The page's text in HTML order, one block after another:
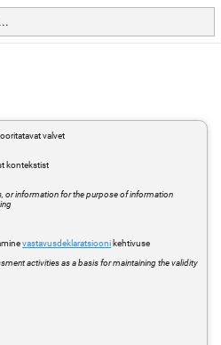
valvet
kontekstist
or information for the purpose of information
vastavusdeklaratsiooni kehtivuse
activities as a basis for maintaining the validity